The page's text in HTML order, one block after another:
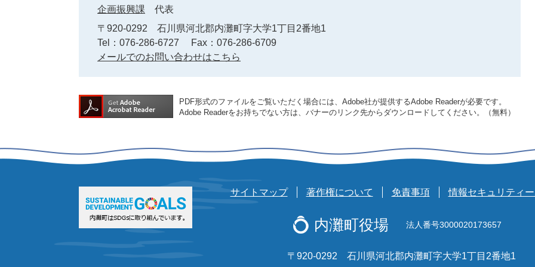
企画振興課
代表
〒920-0292
石川県河北郡内灘町字大学1丁目2番地1
Tel：076-286-6727
Fax：076-286-6709
メールでのお問い合わせはこちら
PDF形式のファイルをご覧いただく場合には、Adobe社が提供するAdobe Readerが必要です。
Adobe Readerをお持ちでない方は、バナーのリンク先からダウンロードしてください。（無料）
サイトマップ 著作権について 免責事項 情報セキュリティ
内灘町役場 法人番号3000020173657
〒920-0292 石川県河北郡内灘町字大学1丁目2番地1